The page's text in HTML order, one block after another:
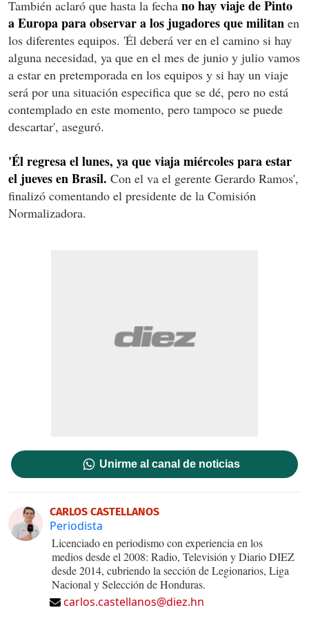
También aclaró que hasta la fecha no hay viaje de Pinto
a Europa para observar a los jugadores que militan en
los diferentes equipos. 'Él deberá ver en el camino si hay
alguna necesidad, ya que en el mes de junio y julio vamos
a estar en pretemporada en los equipos y si hay un viaje
será por una situación especifica que se dé, pero no está
contemplado en este momento, pero tampoco se puede
descartar', aseguró.
'Él regresa el lunes, ya que viaja miércoles para estar
el jueves en Brasil. Con el va el gerente Gerardo Ramos',
finalizó comentando el presidente de la Comisión
Normalizadora.
Unirme al canal de noticias
CARLOS CASTELLANOS
Periodista
Licenciado en periodismo con experiencia en los
medios desde el 2008: Radio, Televisión y Diario DIEZ
desde 2014, cubriendo la sección de Legionarios, Liga
Nacional y Selección de Honduras.
carlos.castellanos@diez.hn